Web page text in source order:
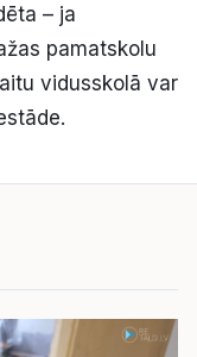
– ja
pamatskolu
vidusskolā var